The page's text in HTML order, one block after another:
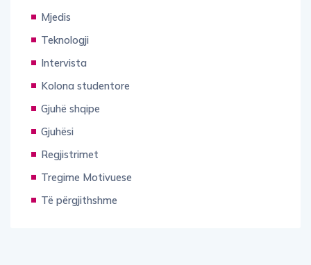
Mjedis
Teknologji
Intervista
Kolona studentore
Gjuhë shqipe
Gjuhësi
Regjistrimet
Tregime Motivuese
Të përgjithshme